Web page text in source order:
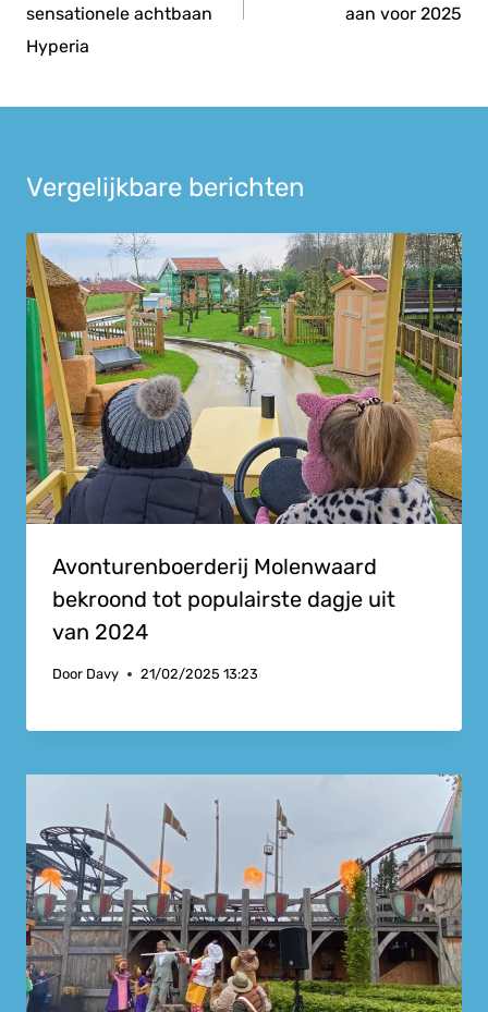
sensationele achtbaan
Hyperia
aan voor 2025
Vergelijkbare berichten
Avonturenboerderij Molenwaard
bekroond tot populairste dagje uit
van 2024
Door Davy 21/02/2025 13:23